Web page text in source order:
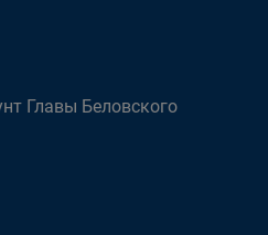
Главы Беловского